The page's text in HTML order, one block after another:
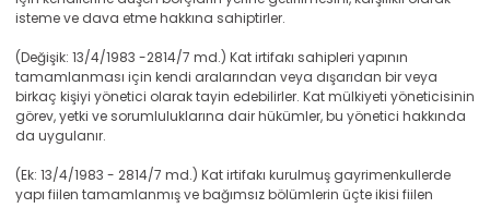
isteme ve dava etme hakkına sahiptirler.
(Değişik: 13/4/1983 -2814/7 md.) Kat irtifakı sahipleri yapının
tamamlanması için kendi aralarından veya dışarıdan bir veya
birkaç kişiyi yönetici olarak tayin edebilirler. Kat mülkiyeti yöneticisinin
görev, yetki ve sorumluluklarına dair hükümler, bu yönetici hakkında
da uygulanır.
(Ek: 13/4/1983 - 2814/7 md.) Kat irtifakı kurulmuş gayrimenkullerde
yapı fiilen tamamlanmış ve bağımsız bölümlerin üçte ikisi fiilen